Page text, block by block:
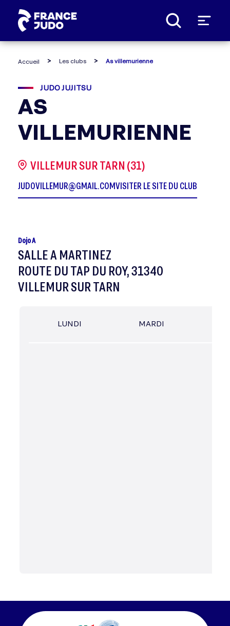
Accueil Les clubs As villemurienne
JUDO JUJITSU
AS
VILLEMURIENNE
VILLEMUR SUR TARN (31)
JUDOVILLEMUR@GMAIL.COMVISITER LE SITE DU CLUB
Dojo A
SALLE A MARTINEZ
ROUTE DU TAP DU ROY, 31340
VILLEMUR SUR TARN
LUNDI MARDI